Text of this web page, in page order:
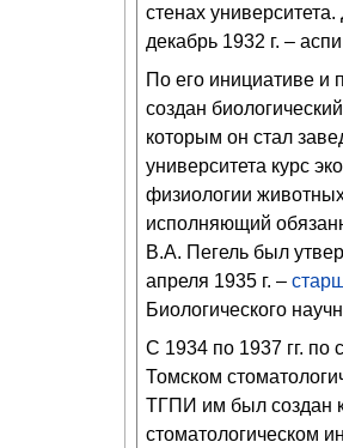
стенах
декабрь 1932 г. –
По его инициативе и
создан
которым он стал
университета курс
физиологии
исполняющий
В.А. Пегель был
апреля 1935 г. –
Биологического
С 1934 по 1937 гг. по
Томском
ТГПИ им был создан
стоматологическом